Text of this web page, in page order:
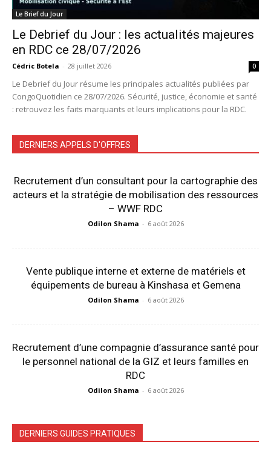
Le Brief du Jour
Le Debrief du Jour : les actualités majeures
en RDC ce 28/07/2026
Cédric Botela - 28 juillet 2026 0
Le Debrief du Jour résume les principales actualités publiées par
CongoQuotidien ce 28/07/2026. Sécurité, justice, économie et santé
: retrouvez les faits marquants et leurs implications pour la RDC.
DERNIERS APPELS D'OFFRES
Recrutement d’un consultant pour la cartographie des
acteurs et la stratégie de mobilisation des ressources
– WWF RDC
Odilon Shama - 6 août 2026
Vente publique interne et externe de matériels et
équipements de bureau à Kinshasa et Gemena
Odilon Shama - 6 août 2026
Recrutement d’une compagnie d’assurance santé pour
le personnel national de la GIZ et leurs familles en
RDC
Odilon Shama - 6 août 2026
DERNIERS GUIDES PRATIQUES